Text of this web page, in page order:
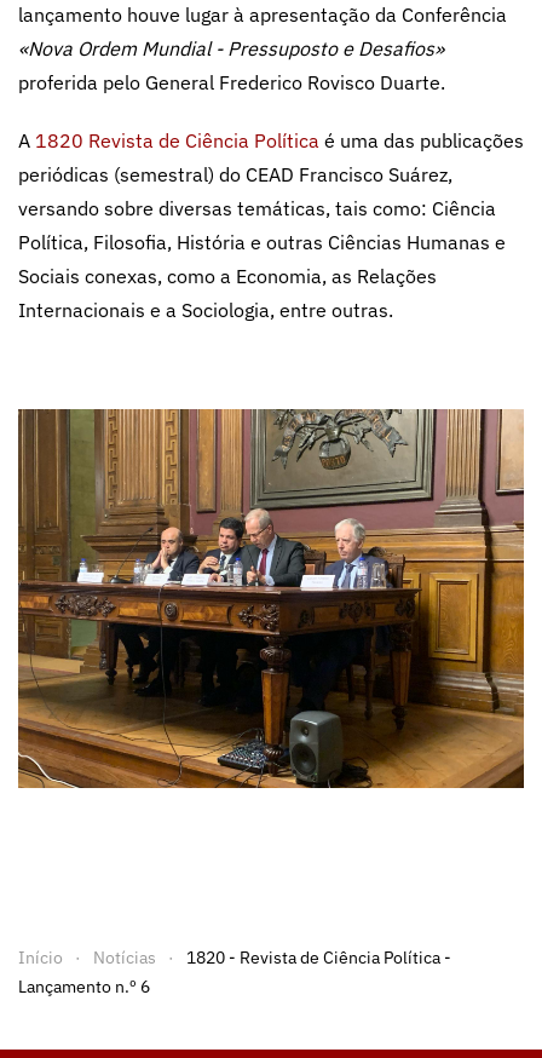
lançamento houve lugar à apresentação da Conferência
«Nova Ordem Mundial - Pressuposto e Desafios»
proferida pelo General Frederico Rovisco Duarte.
A 1820 Revista de Ciência Política é uma das publicações
periódicas (semestral) do CEAD Francisco Suárez,
versando sobre diversas temáticas, tais como: Ciência
Política, Filosofia, História e outras Ciências Humanas e
Sociais conexas, como a Economia, as Relações
Internacionais e a Sociologia, entre outras.
Início Notícias
1820 - Revista de Ciência Política -
Lançamento n.º 6